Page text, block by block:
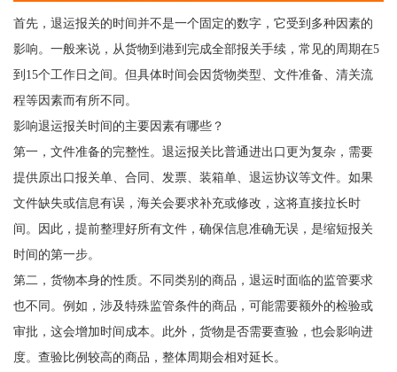
首先，退运报关的时间并不是一个固定的数字，它受到多种因素的
影响。一般来说，从货物到港到完成全部报关手续，常见的周期在5
到15个工作日之间。但具体时间会因货物类型、文件准备、清关流
程等因素而有所不同。
影响退运报关时间的主要因素有哪些？
第一，文件准备的完整性。退运报关比普通进出口更为复杂，需要
提供原出口报关单、合同、发票、装箱单、退运协议等文件。如果
文件缺失或信息有误，海关会要求补充或修改，这将直接拉长时
间。因此，提前整理好所有文件，确保信息准确无误，是缩短报关
时间的第一步。
第二，货物本身的性质。不同类别的商品，退运时面临的监管要求
也不同。例如，涉及特殊监管条件的商品，可能需要额外的检验或
审批，这会增加时间成本。此外，货物是否需要查验，也会影响进
度。查验比例较高的商品，整体周期会相对延长。